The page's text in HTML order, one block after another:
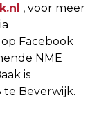
, voor meer
Facebook
NME
is
Beverwijk.